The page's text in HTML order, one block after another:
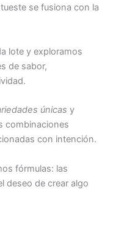
se fusiona con la
lote y exploramos
de sabor,
únicas y
combinaciones
con intención.
fórmulas: las
deseo de crear algo